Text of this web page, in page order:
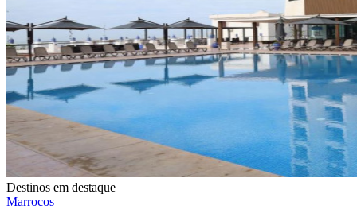
Destinos em destaque
Marrocos